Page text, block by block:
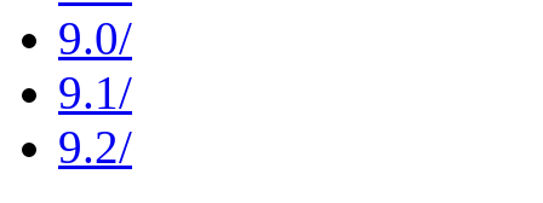
9.0/
9.1/
9.2/